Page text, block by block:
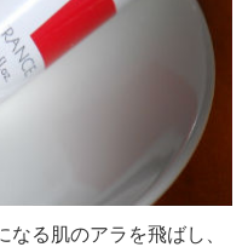
る肌のアラを飛ばし、